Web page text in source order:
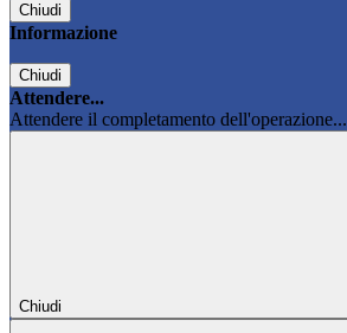
Chiudi
Informazione
Chiudi
Attendere...
Attendere il completamento dell'operazione...
Chiudi